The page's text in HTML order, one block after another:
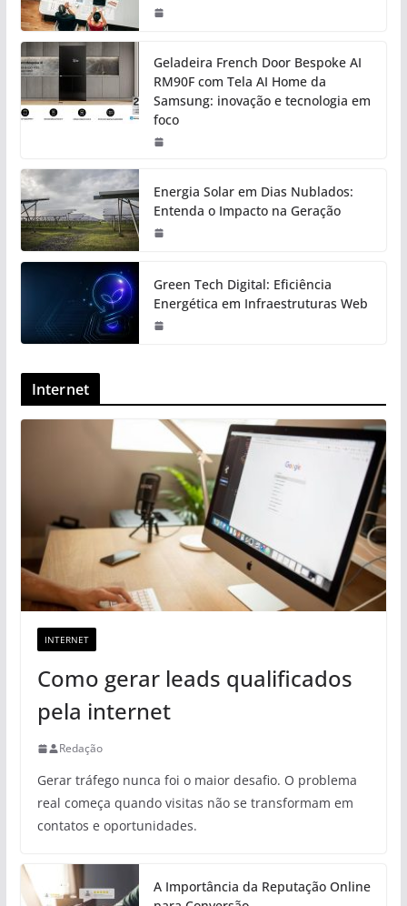
Geladeira French Door Bespoke AI
RM90F com Tela AI Home da
Samsung: inovação e tecnologia em
foco
Energia Solar em Dias Nublados:
Entenda o Impacto na Geração
Green Tech Digital: Eficiência
Energética em Infraestruturas Web
Internet
INTERNET
Como gerar leads qualificados
pela internet
Redação
Gerar tráfego nunca foi o maior desafio. O problema
real começa quando visitas não se transformam em
contatos e oportunidades.
A Importância da Reputação Online